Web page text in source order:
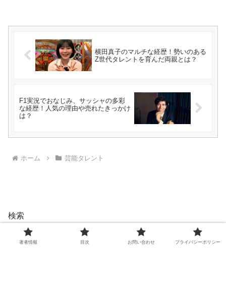
横田真子のマルチな経歴！勢いのある
Z世代タレントを育んだ両親とは？
F1実況でおなじみ、サッシャの多彩
な経歴！人気の理由や売れたきっかけ
は？
ホーム 芸能タレント
検索
著者情報 目次 お問い合わせ プライバシーポリシー